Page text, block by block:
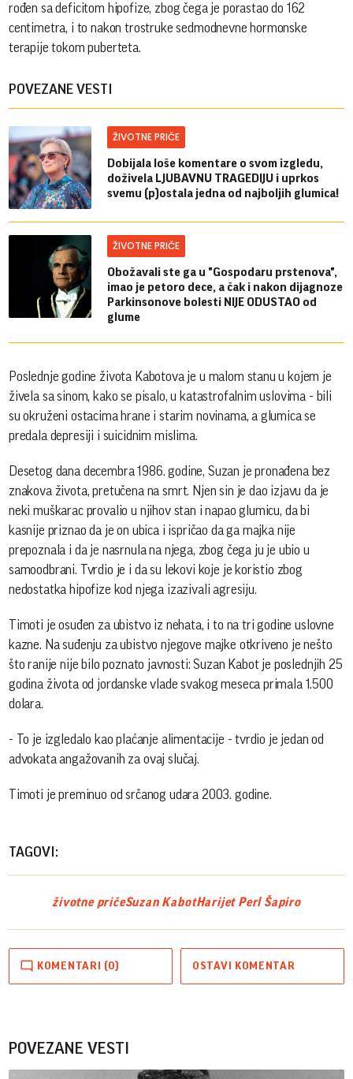
rođen sa deficitom hipofize, zbog čega je porastao do 162
centimetra, i to nakon trostruke sedmodnevne hormonske
terapije tokom puberteta.
POVEZANE VESTI
ŽIVOTNE PRIČE
Dobijala loše komentare o svom izgledu,
doživela LJUBAVNU TRAGEDIJU i uprkos
svemu (p)ostala jedna od najboljih glumica!
ŽIVOTNE PRIČE
Obožavali ste ga u "Gospodaru prstenova",
imao je petoro dece, a čak i nakon dijagnoze
Parkinsonove bolesti NIJE ODUSTAO od
glume
Poslednje godine života Kabotova je u malom stanu u kojem je
živela sa sinom, kako se pisalo, u katastrofalnim uslovima - bili
su okruženi ostacima hrane i starim novinama, a glumica se
predala depresiji i suicidnim mislima.
Desetog dana decembra 1986. godine, Suzan je pronađena bez
znakova života, pretučena na smrt. Njen sin je dao izjavu da je
neki muškarac provalio u njihov stan i napao glumicu, da bi
kasnije priznao da je on ubica i ispričao da ga majka nije
prepoznala i da je nasrnula na njega, zbog čega ju je ubio u
samoodbrani. Tvrdio je i da su lekovi koje je koristio zbog
nedostatka hipofize kod njega izazivali agresiju.
Timoti je osuđen za ubistvo iz nehata, i to na tri godine uslovne
kazne. Na suđenju za ubistvo njegove majke otkriveno je nešto
što ranije nije bilo poznato javnosti: Suzan Kabot je poslednjih 25
godina života od jordanske vlade svakog meseca primala 1.500
dolara.
- To je izgledalo kao plaćanje alimentacije - tvrdio je jedan od
advokata angažovanih za ovaj slučaj.
Timoti je preminuo od srčanog udara 2003. godine.
TAGOVI:
životne pričeSuzan KabotHarijet Perl Šapiro
KOMENTARI (0) OSTAVI KOMENTAR
POVEZANE VESTI